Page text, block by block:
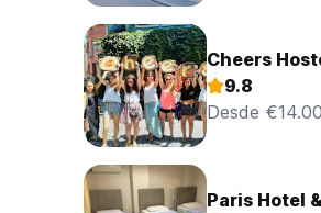
Cheers
9.8
Desde
Paris Hotel